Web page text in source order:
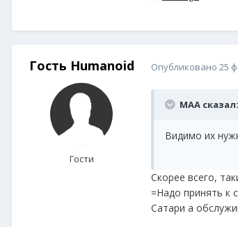
Гость Humanoid
Гости
Опубликовано 25
MAA сказал:
Видимо их
Скорее всего,
=Надо принять к
Сатари а